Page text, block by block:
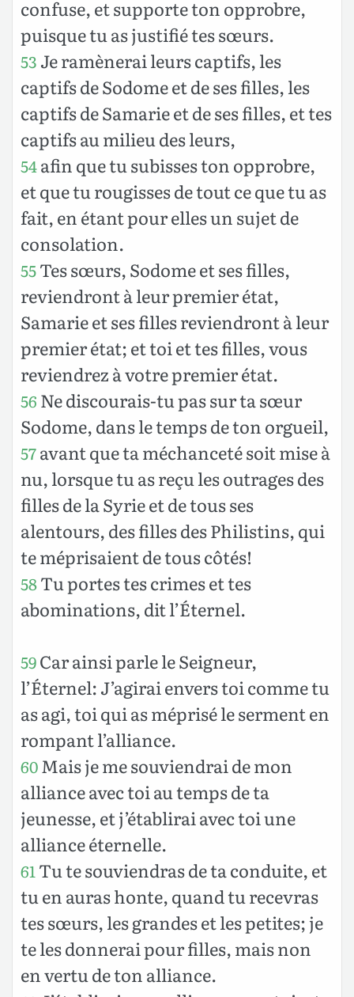
confuse, et supporte ton opprobre,
puisque tu as justifié tes sœurs.
53 Je ramènerai leurs captifs, les
captifs de Sodome et de ses filles, les
captifs de Samarie et de ses filles, et tes
captifs au milieu des leurs,
54afin que tu subisses ton opprobre,
et que tu rougisses de tout ce que tu as
fait, en étant pour elles un sujet de
consolation.
55Tes sœurs, Sodome et ses filles,
reviendront à leur premier état,
Samarie et ses filles reviendront à leur
premier état; et toi et tes filles, vous
reviendrez à votre premier état.
56 Ne discourais-tu pas sur ta sœur
Sodome, dans le temps de ton orgueil,
57avant que ta méchanceté soit mise à
nu, lorsque tu as reçu les outrages des
filles de la Syrie et de tous ses
alentours, des filles des Philistins, qui
te méprisaient de tous côtés!
58Tu portes tes crimes et tes
abominations, dit l’Éternel.
59Car ainsi parle le Seigneur,
l’Éternel: J’agirai envers toi comme tu
as agi, toi qui as méprisé le serment en
rompant l’alliance.
60Mais je me souviendrai de mon
alliance avec toi au temps de ta
jeunesse, et j’établirai avec toi une
alliance éternelle.
61 Tu te souviendras de ta conduite, et
tu en auras honte, quand tu recevras
tes sœurs, les grandes et les petites; je
te les donnerai pour filles, mais non
en vertu de ton alliance.